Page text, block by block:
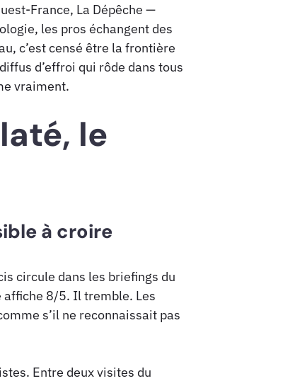
France, La Dépêche —
les pros échangent des
c’est censé être la frontière
d’effroi qui rôde dans tous
vraiment.
le
à croire
circule dans les briefings du
affiche 8/5. Il tremble. Les
s’il ne reconnaissait pas
Entre deux visites du